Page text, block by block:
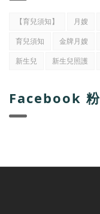
【育兒須知】 月嫂
育兒須知
金牌月嫂
新生兒
新生兒照護
Facebook